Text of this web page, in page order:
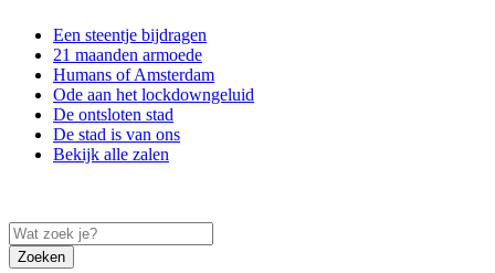
Een steentje bijdragen
21 maanden armoede
Humans of Amsterdam
Ode aan het lockdowngeluid
De ontsloten stad
De stad is van ons
Bekijk alle zalen
Zoeken